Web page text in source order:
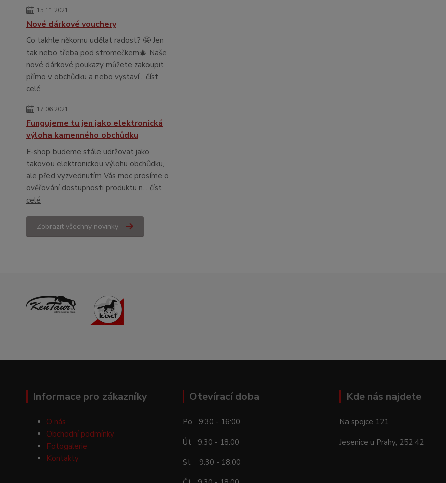
15.11.2021
Nové dárkové vouchery
Co takhle někomu udělat radost? 🤩 Jen
tak nebo třeba pod stromečkem🎄 Naše
nové dárkové poukazy můžete zakoupit
přímo v obchůdku a nebo vystaví... číst
celé
17.06.2021
Fungujeme tu jen jako elektronická
výloha kamenného obchůdku
E-shop budeme stále udržovat jako
takovou elektronickou výlohu obchůdku,
ale před vyzvednutím Vás moc prosíme o
ověřování dostupnosti produktu n... číst
celé
Zobrazit všechny novinky
Informace pro zákazníky
O nás
Obchodní podmínky
Fotogalerie
Kontakty
Otevírací doba
Po 9:30 - 16:00
Út 9:30 - 18:00
St 9:30 - 18:00
Kde nás najdete
Na spojce 121
Jesenice u Prahy, 252 42